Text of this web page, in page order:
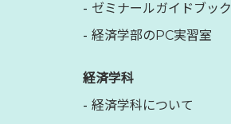
ゼミナールガイドブック
経済学部のPC実習室
経済学科
経済学科について